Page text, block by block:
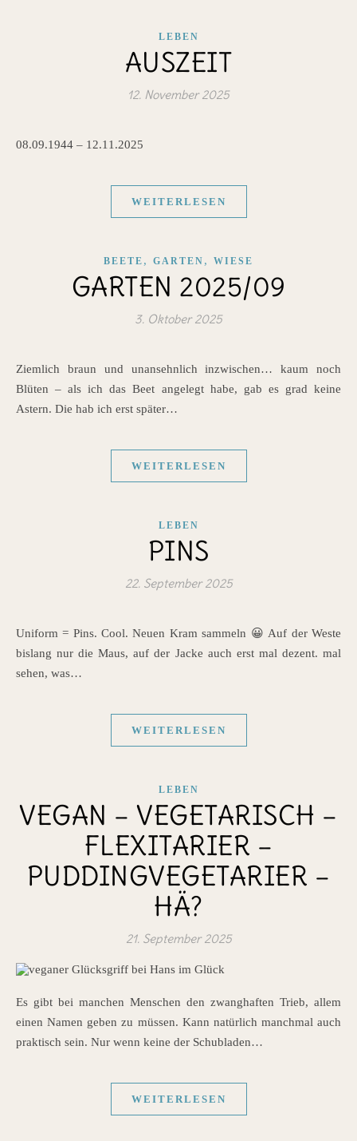
LEBEN
AUSZEIT
12. November 2025
08.09.1944 – 12.11.2025
WEITERLESEN
BEETE , GARTEN , WIESE
GARTEN 2025/09
3. Oktober 2025
Ziemlich braun und unansehnlich inzwischen… kaum noch
Blüten – als ich das Beet angelegt habe, gab es grad keine
Astern. Die hab ich erst später…
WEITERLESEN
LEBEN
PINS
22. September 2025
Uniform = Pins. Cool. Neuen Kram sammeln 😀 Auf der Weste
bislang nur die Maus, auf der Jacke auch erst mal dezent. mal
sehen, was…
WEITERLESEN
LEBEN
VEGAN – VEGETARISCH –
FLEXITARIER –
PUDDINGVEGETARIER –
HÄ?
21. September 2025
Es gibt bei manchen Menschen den zwanghaften Trieb, allem
einen Namen geben zu müssen. Kann natürlich manchmal auch
praktisch sein. Nur wenn keine der Schubladen…
WEITERLESEN